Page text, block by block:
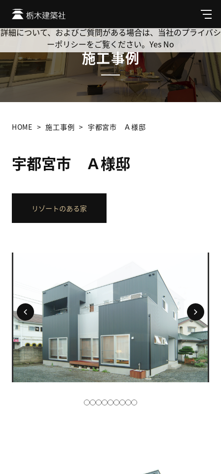
メ
ニ
ュ
施工事例
HOME 施工事例 宇都宮市 Ａ様邸
宇都宮市 Ａ様邸
リゾートのある家
Cookie を使用して、お客様の活動を追跡してもよろしいです
か? 当社ではお客様のプライバシーを極めて重視しています。
詳細について、およびご質問がある場合は、当社のプライバシ
ーポリシーをご覧ください。 Yes No